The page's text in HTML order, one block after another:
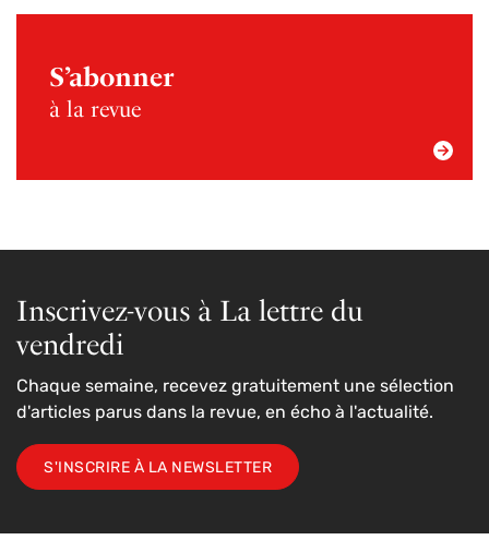
S’abonner
à la revue
Inscrivez-vous à La lettre du
vendredi
Chaque semaine, recevez gratuitement une sélection
d'articles parus dans la revue, en écho à l'actualité.
S'INSCRIRE À LA NEWSLETTER